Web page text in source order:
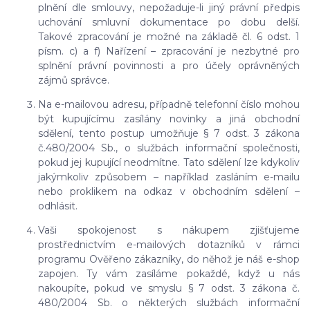
plnění dle smlouvy, nepožaduje-li jiný právní předpis
uchování smluvní dokumentace po dobu delší.
Takové zpracování je možné na základě čl. 6 odst. 1
písm. c) a f) Nařízení – zpracování je nezbytné pro
splnění právní povinnosti a pro účely oprávněných
zájmů správce.
Na e-mailovou adresu, případně telefonní číslo mohou
být kupujícímu zasílány novinky a jiná obchodní
sdělení, tento postup umožňuje § 7 odst. 3 zákona
č.480/2004 Sb., o službách informační společnosti,
pokud jej kupující neodmítne. Tato sdělení lze kdykoliv
jakýmkoliv způsobem – například zasláním e-mailu
nebo proklikem na odkaz v obchodním sdělení –
odhlásit.
Vaši spokojenost s nákupem zjišťujeme
prostřednictvím e-mailových dotazníků v rámci
programu Ověřeno zákazníky, do něhož je náš e-shop
zapojen. Ty vám zasíláme pokaždé, když u nás
nakoupíte, pokud ve smyslu § 7 odst. 3 zákona č.
480/2004 Sb. o některých službách informační